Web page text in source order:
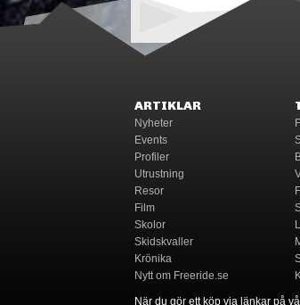
ARTIKLAR
Nyheter
Events
Profiler
Utrustning
Resor
Film
Skolor
Skidskvaller
Krönika
Nytt om Freeride.se
När du gör ett köp via länkar på